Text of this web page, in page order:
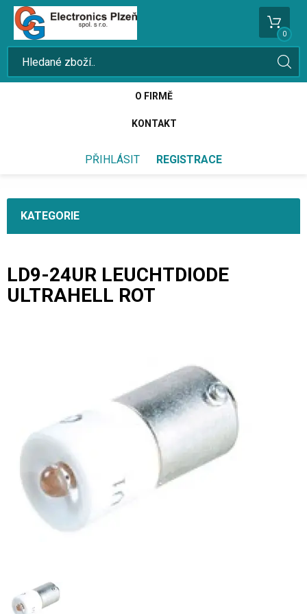
0
O FIRMĚ
KONTAKT
PŘIHLÁSIT REGISTRACE
KATEGORIE
LD9-24UR LEUCHTDIODE
ULTRAHELL ROT